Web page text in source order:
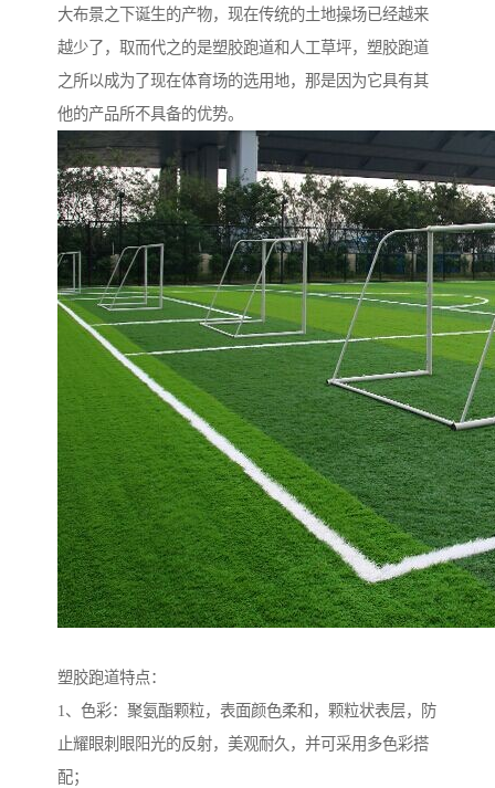
大布景之下诞生的产物，现在传统的土地操场已经越来
越少了，取而代之的是塑胶跑道和人工草坪，塑胶跑道
之所以成为了现在体育场的选用地，那是因为它具有其
他的产品所不具备的优势。
塑胶跑道特点：
1、色彩：聚氨酯颗粒，表面颜色柔和，颗粒状表层，防
止耀眼刺眼阳光的反射，美观耐久，并可采用多色彩搭
配；